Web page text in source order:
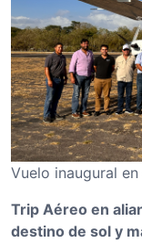
Vuelo inaugural
Trip Aéreo en
destino de sol y